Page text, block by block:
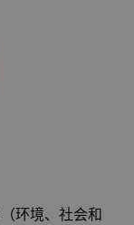
环境、社会和